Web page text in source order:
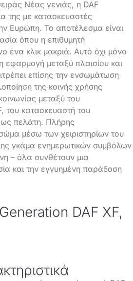
Νέας γενιάς, η DAF
της με κατασκευαστές
Ευρώπη. Το αποτέλεσμα είναι
όπου η επιθυμητή
ένα κλικ μακριά. Αυτό όχι μόνο
εφαρμογή μεταξύ πλαισίου και
επίσης την ενσωμάτωση
της κοινής χρήσης
μεταξύ του
του κατασκευαστή του
πελάτη. Πλήρης
μέσω των χειριστηρίων του
γκάμα ενημερωτικών συμβόλων
– όλα συνθέτουν μια
και την εγγυημένη παράδοση
DAF XF,